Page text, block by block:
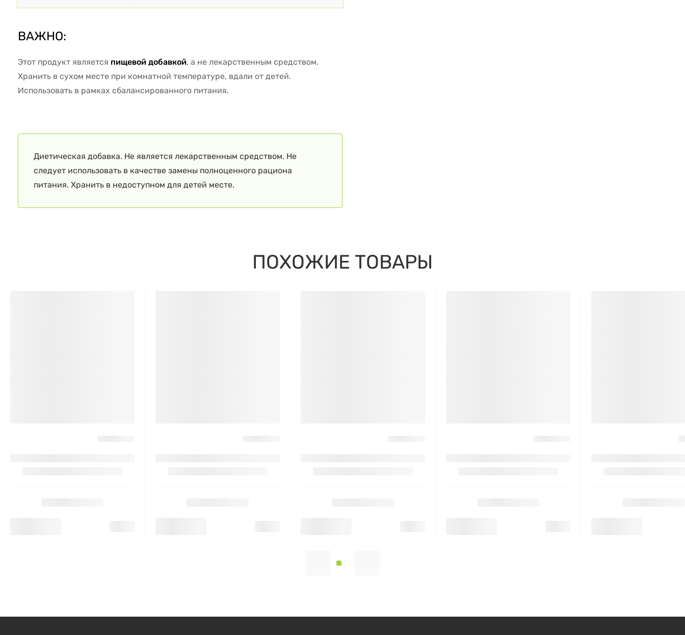
Диетическая добавка. Не является лекарственным средством. Не
следует использовать в качестве замены полноценного рациона
питания. Хранить в недоступном для детей месте.
ВАЖНО:
Этот продукт является пищевой добавкой, а не лекарственным средством.
Хранить в сухом месте при комнатной температуре, вдали от детей.
Использовать в рамках сбалансированного питания.
ПОХОЖИЕ ТОВАРЫ